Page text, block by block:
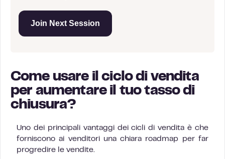
Join Next Session
Come usare il ciclo di vendita
per aumentare il tuo tasso di
chiusura?
Uno dei principali vantaggi dei cicli di vendita è che
forniscono ai venditori una chiara roadmap per far
progredire le vendite.